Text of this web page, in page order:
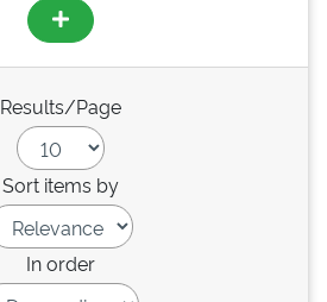
Results/Page
Sort items by
In order